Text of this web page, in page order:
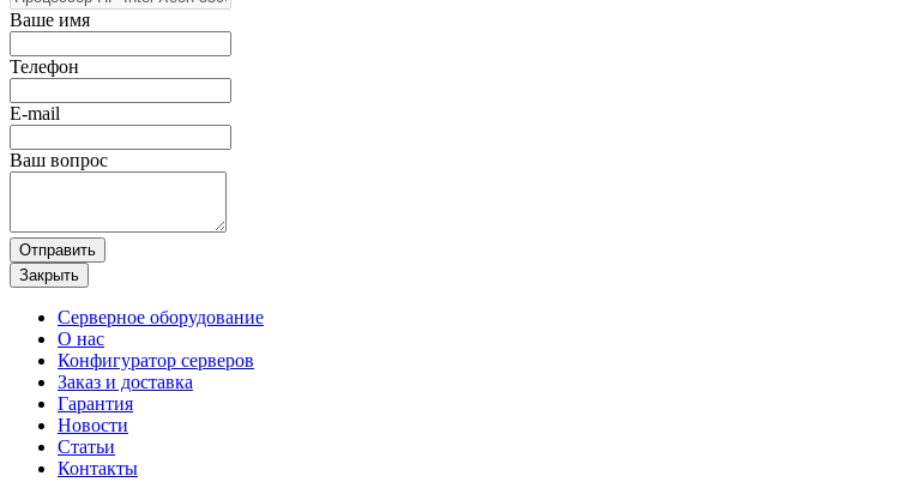
Ваше имя
Телефон
E-mail
Ваш вопрос
Отправить
Закрыть
Серверное оборудование
О нас
Конфигуратор серверов
Заказ и доставка
Гарантия
Новости
Статьи
Контакты